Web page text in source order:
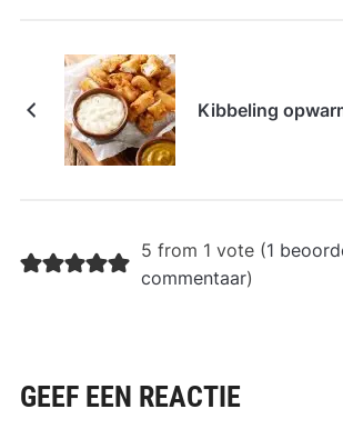
Kibbeling
5 from 1 vote (1
commentaar)
GEEF EEN REACTIE